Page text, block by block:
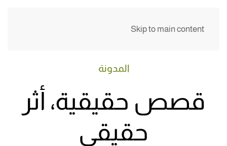
Skip to main content
المدونة
قصص حقيقية، أثر
حقيقي